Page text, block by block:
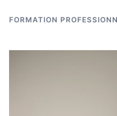
FORMATION